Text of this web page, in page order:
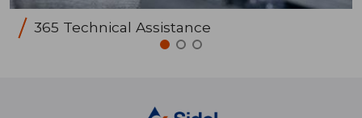
365 Technical Assistance